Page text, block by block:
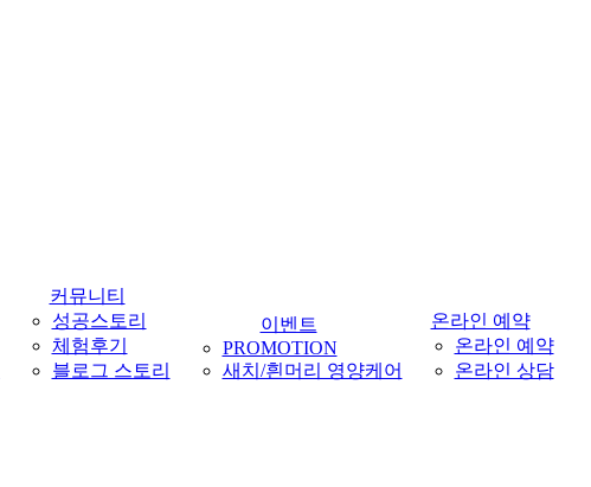
커뮤니티
성공스토리
체험후기
블로그 스토리
이벤트
PROMOTION
새치/흰머리 영양케어
온라인 예약
온라인 예약
온라인 상담